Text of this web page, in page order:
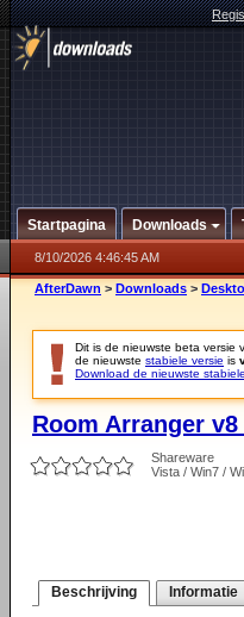
Startpagina Downloads
8/10/2026 4:46:45 AM
AfterDawn > Downloads >
Dit is de nieuwste beta versie
de nieuwste stabiele versie is
Download de nieuwste
Room Arranger v8
Shareware
Vista / Win7 /
Beschrijving Informatie